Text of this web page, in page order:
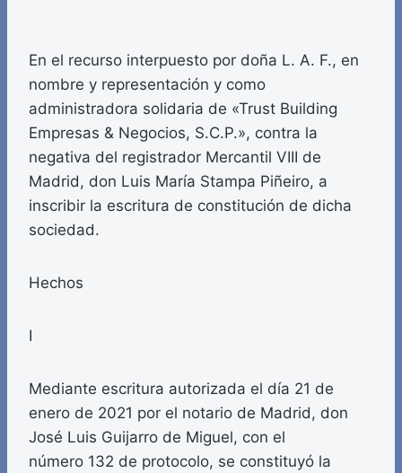
En el recurso interpuesto por doña L. A. F., en
nombre y representación y como
administradora solidaria de «Trust Building
Empresas & Negocios, S.C.P.», contra la
negativa del registrador Mercantil VIII de
Madrid, don Luis María Stampa Piñeiro, a
inscribir la escritura de constitución de dicha
sociedad.
Hechos
I
Mediante escritura autorizada el día 21 de
enero de 2021 por el notario de Madrid, don
José Luis Guijarro de Miguel, con el
número 132 de protocolo, se constituyó la